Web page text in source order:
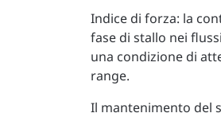
Indice di forza: la
fase di stallo nei
una condizione di
range.
Il mantenimento del